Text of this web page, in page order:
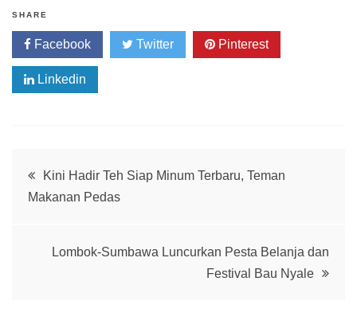
SHARE
Facebook Twitter Pinterest
Linkedin
PostKini Hadir Teh Siap Minum Terbaru, Teman
Makanan Pedas
Lombok-Sumbawa Luncurkan Pesta Belanja dan
Festival Bau Nyale